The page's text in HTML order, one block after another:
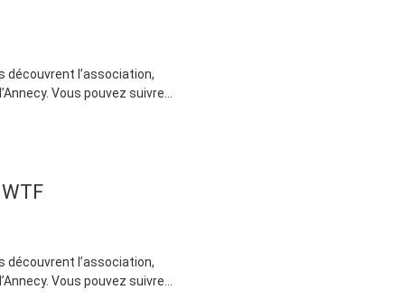
découvrent l’association,
Vous pouvez suivre...
découvrent l’association,
Vous pouvez suivre...